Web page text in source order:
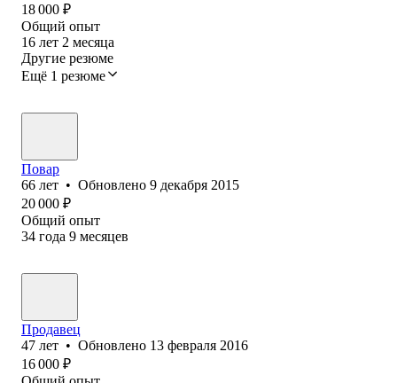
18 000 ₽
Общий опыт
16 лет 2 месяца
Другие резюме
Ещё 1 резюме
Повар
66 лет • Обновлено 9 декабря 2015
20 000 ₽
Общий опыт
34 года 9 месяцев
Продавец
47 лет • Обновлено 13 февраля 2016
16 000 ₽